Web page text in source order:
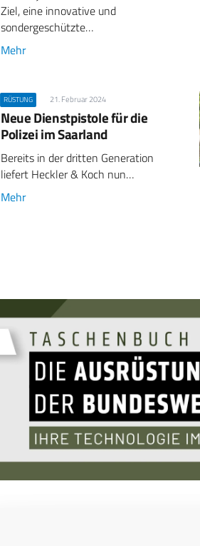
Ziel, eine innovative und
sondergeschützte…
Mehr
RÜSTUNG 21. Februar 2024
Neue Dienstpistole für die
Polizei im Saarland
Bereits in der dritten Generation
liefert Heckler & Koch nun…
Mehr